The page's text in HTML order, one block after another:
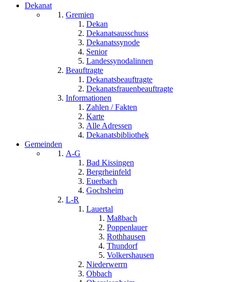
Dekanat
Gremien
Dekan
Dekanatsausschuss
Dekanatssynode
Senior
Landessynodalinnen
Beauftragte
Dekanatsbeauftragte
Dekanatsfrauenbeauftragte
Informationen
Zahlen / Fakten
Karte
Alle Adressen
Dekanatsbibliothek
Gemeinden
A-G
Bad Kissingen
Bergrheinfeld
Euerbach
Gochsheim
L-R
Lauertal
Maßbach
Poppenlauer
Rothhausen
Thundorf
Volkershausen
Niederwerrn
Obbach